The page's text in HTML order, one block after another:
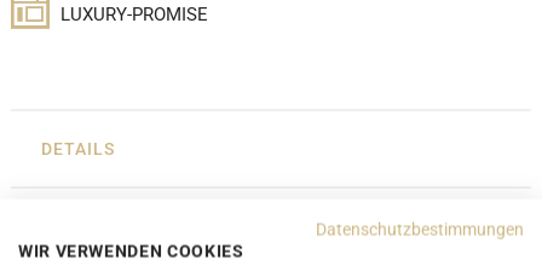
LUXURY-PROMISE
DETAILS
Datenschutzbestimmungen
WIR VERWENDEN COOKIES